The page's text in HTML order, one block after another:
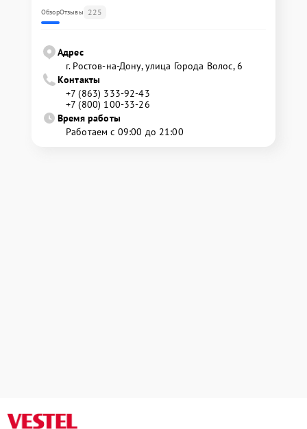
ОбзорОтзывы 225
Адрес
г. Ростов-на-Дону, улица Города Волос, 6
Контакты
+7 (863) 333-92-43
+7 (800) 100-33-26
Время работы
Работаем с 09:00 до 21:00